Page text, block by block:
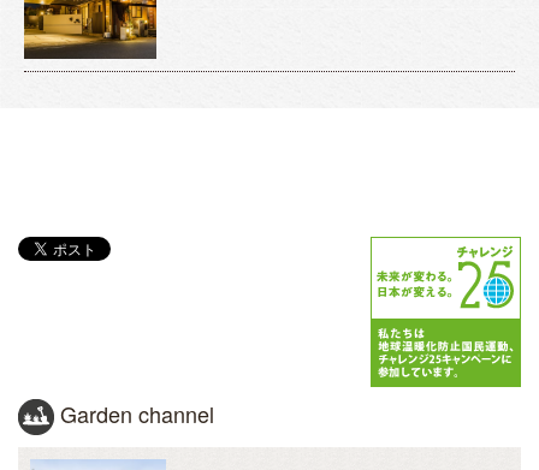
Garden channel